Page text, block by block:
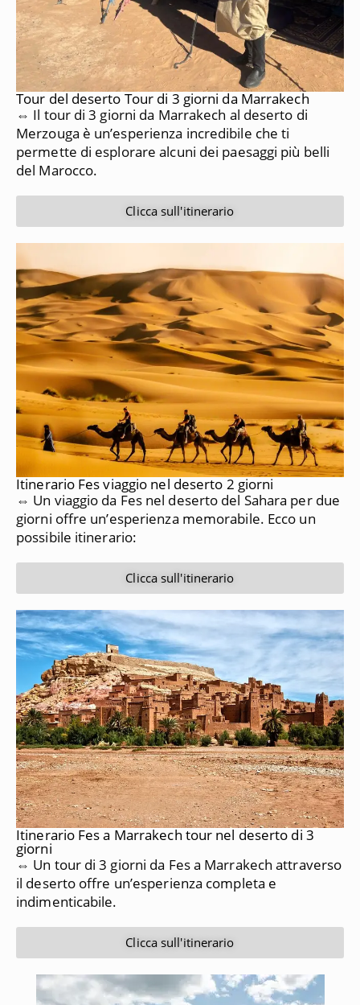
Tour del deserto Tour di 3 giorni da Marrakech
⇔ Il tour di 3 giorni da Marrakech al deserto di
Merzouga è un’esperienza incredibile che ti
permette di esplorare alcuni dei paesaggi più belli
del Marocco.
Clicca sull'itinerario
Itinerario Fes viaggio nel deserto 2 giorni
⇔ Un viaggio da Fes nel deserto del Sahara per due
giorni offre un’esperienza memorabile. Ecco un
possibile itinerario:
Clicca sull'itinerario
Itinerario Fes a Marrakech tour nel deserto di 3
giorni
⇔ Un tour di 3 giorni da Fes a Marrakech attraverso
il deserto offre un’esperienza completa e
indimenticabile.
Clicca sull'itinerario